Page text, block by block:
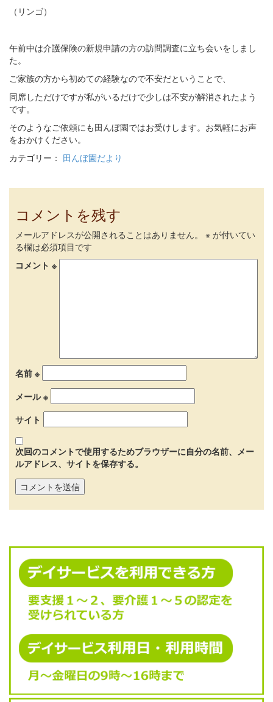
（リンゴ）
午前中は介護保険の新規申請の方の訪問調査に立ち会いをしまし
た。
ご家族の方から初めての経験なので不安だということで、
同席しただけですが私がいるだけで少しは不安が解消されたよう
です。
そのようなご依頼にも田んぼ園ではお受けします。お気軽にお声
をおかけください。
カテゴリー： 田んぼ園だより
コメントを残す
メールアドレスが公開されることはありません。 ※ が付いてい
る欄は必須項目です
コメント ※
名前 ※
メール※
サイト
次回のコメントで使用するためブラウザーに自分の名前、メー
ルアドレス、サイトを保存する。